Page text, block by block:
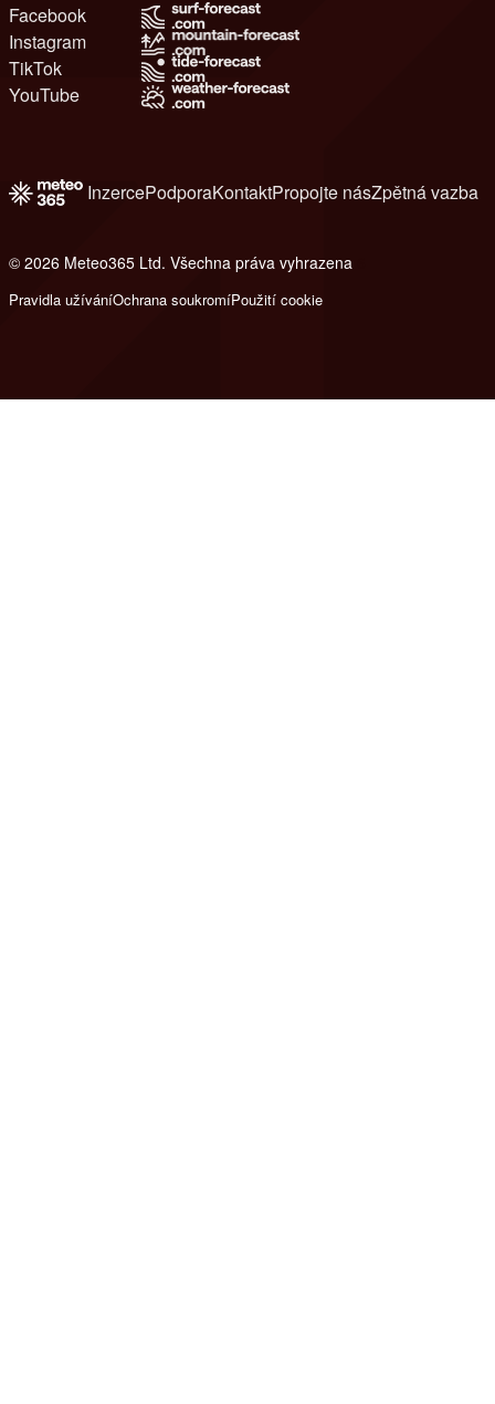
Facebook
Instagram
TikTok
YouTube
InzercePodporaKontaktPropojte násZpětná vazba
© 2026 Meteo365 Ltd. Všechna práva vyhrazena
Pravidla užíváníOchrana soukromíPoužití cookie